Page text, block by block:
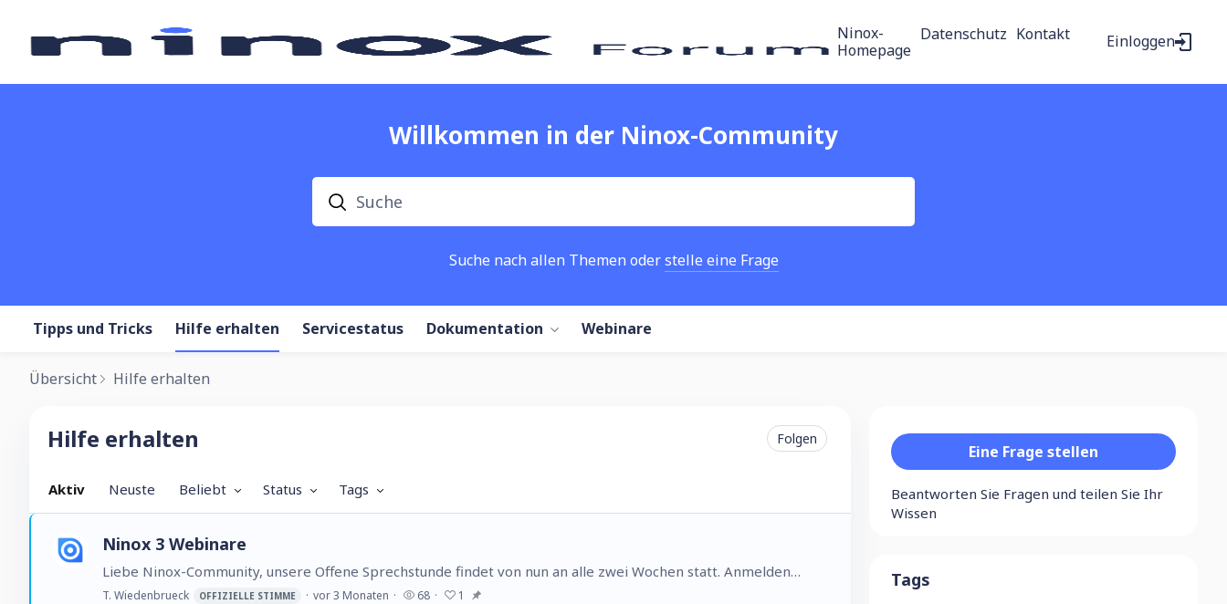
Ninox-
Homepage
Datenschutz Kontakt Einloggen
Willkommen in der Ninox-Community
Suche
Suche nach allen Themen oderstelle eine Frage
Tipps und Tricks Hilfe erhalten Servicestatus Dokumentation Webinare
Übersicht Hilfe erhalten
Hilfe erhalten Category
Hilfe erhalten Folgen
Aktiv Neuste Beliebt Status Tags
Ninox 3 Webinare
Liebe Ninox-Community, unsere Offene Sprechstunde findet von nun an alle zwei Wochen statt. Anmelden könnt Ihr euch über diesen Link.
T. Wiedenbrueck OFFIZIELLE STIMME vor 3 Monaten 68 1
Category actions
Eine Frage stellen
Beantworten Sie Fragen und teilen Sie Ihr
Wissen
Tags